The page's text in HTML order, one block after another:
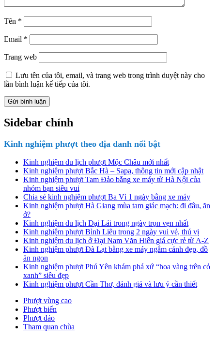
Tên *
Email *
Trang web
Lưu tên của tôi, email, và trang web trong trình duyệt này cho
lần bình luận kế tiếp của tôi.
Sidebar chính
Kinh nghiệm phượt theo địa danh nổi bật
Kinh nghiệm du lịch phượt Mộc Châu mới nhất
Kinh nghiệm phượt Bắc Hà – Sapa, thông tin mới cập nhật
Kinh nghiệm phượt Tam Đảo bằng xe máy từ Hà Nội của
nhóm bạn siêu vui
Chia sẻ kinh nghiệm phượt Ba Vì 1 ngày bằng xe máy
Kinh nghiệm phượt Hà Giang mùa tam giác mạch: đi đâu, ăn
ở?
Kinh nghiệm du lịch Đại Lải trong ngày trọn vẹn nhất
Kinh nghiệm phượt Bình Liêu trong 2 ngày vui vẻ, thú vị
Kinh nghiệm du lịch ở Đại Nam Văn Hiến giá cực rẻ từ A-Z
Kinh nghiệm phượt Đà Lạt bằng xe máy ngắm cảnh đẹp, đồ
ăn ngon
Kinh nghiệm phượt Phú Yên khám phá xứ “hoa vàng trên cỏ
xanh” siêu đẹp
Kinh nghiệm phượt Cần Thơ, đánh giá và lưu ý cần thiết
Phượt vùng cao
Phượt biển
Phượt đảo
Tham quan chùa